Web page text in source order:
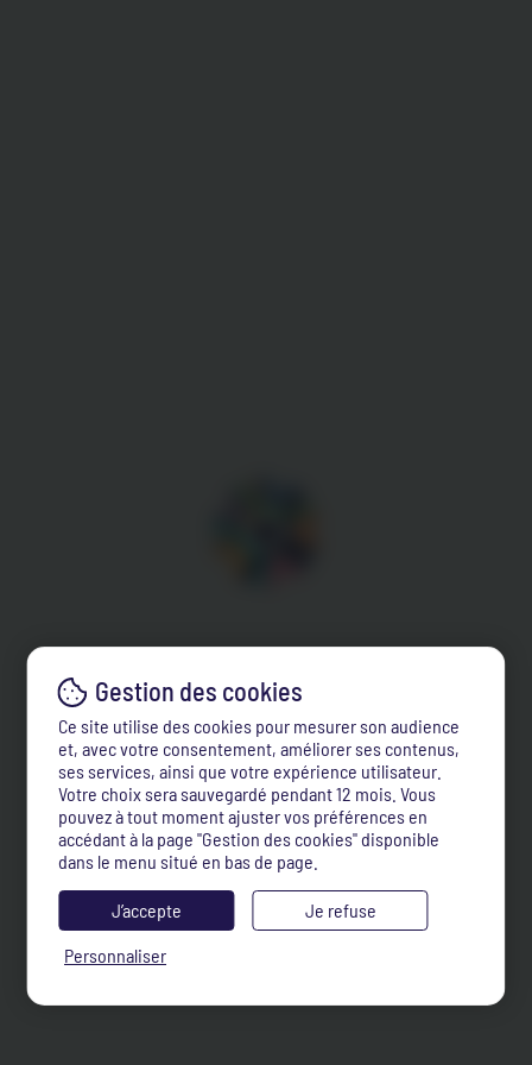
Ce site utilise des cookies pour mesurer son audience
et, avec votre consentement, améliorer ses contenus,
ses services, ainsi que votre expérience utilisateur.
Votre choix sera sauvegardé pendant 12 mois. Vous
pouvez à tout moment ajuster vos préférences en
accédant à la page "Gestion des cookies" disponible
dans le menu situé en bas de page.
J’accepte
Je refuse
Personnaliser